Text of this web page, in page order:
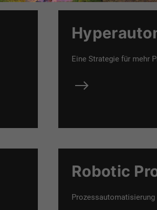
Eine Strategie für mehr
Robotic